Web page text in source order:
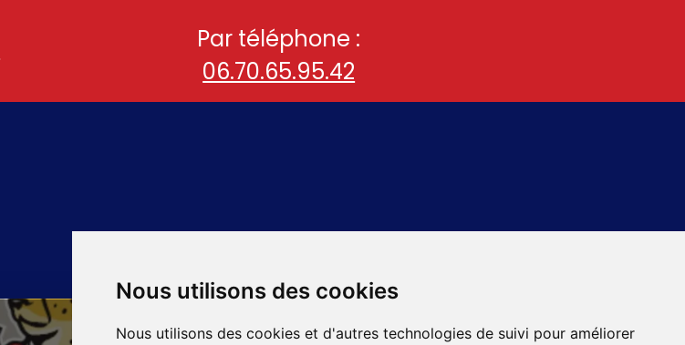
Nous utilisons des cookies
Nous utilisons des cookies et d'autres technologies de suivi pour améliorer
Par téléphone :
06.70.65.95.42